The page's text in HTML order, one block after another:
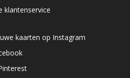
klantenservice
kaarten op Instagram